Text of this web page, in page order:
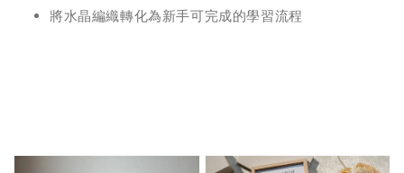
將水晶編織轉化為新手可完成的學習流程